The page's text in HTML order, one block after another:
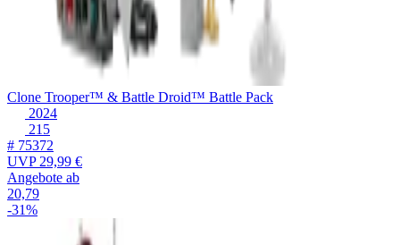
Clone Trooper™ & Battle Droid™ Battle Pack
2024
215
# 75372
UVP29,99 €
Angebote ab
20,79
-31%